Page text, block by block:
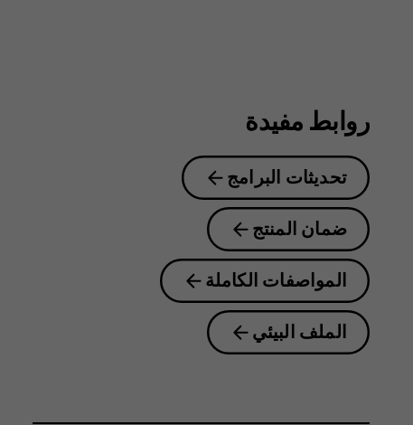
روابط مفيدة
تحديثات البرامج
ضمان المنتج
المواصفات الكاملة
الملف البيئي